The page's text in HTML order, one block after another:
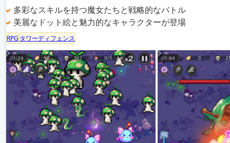
多彩なスキルを持つ魔女たちと戦略的なバトル
美麗なドット絵と魅力的なキャラクターが登場
RPG タワーディフェンス